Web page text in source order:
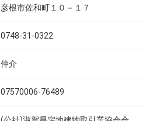
彦根市佐和町１０－１７
0748-31-0322
仲介
07570006-76489